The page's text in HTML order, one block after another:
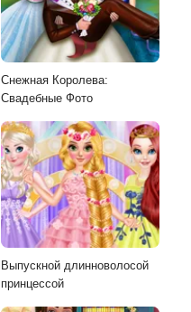
Снежная Королева:
Свадебные Фото
Выпускной длинноволосой
принцессой